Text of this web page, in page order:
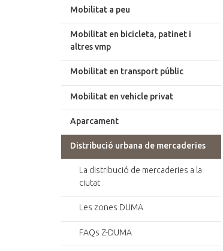
Mobilitat a peu
Mobilitat en bicicleta, patinet i
altres vmp
Mobilitat en transport públic
Mobilitat en vehicle privat
Aparcament
Distribució urbana de mercaderies
La distribució de mercaderies a la
ciutat
Les zones DUMA
FAQs Z-DUMA